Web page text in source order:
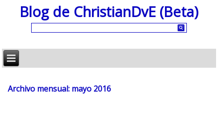
Blog de ChristianDvE (Beta)
Archivo mensual: mayo 2016